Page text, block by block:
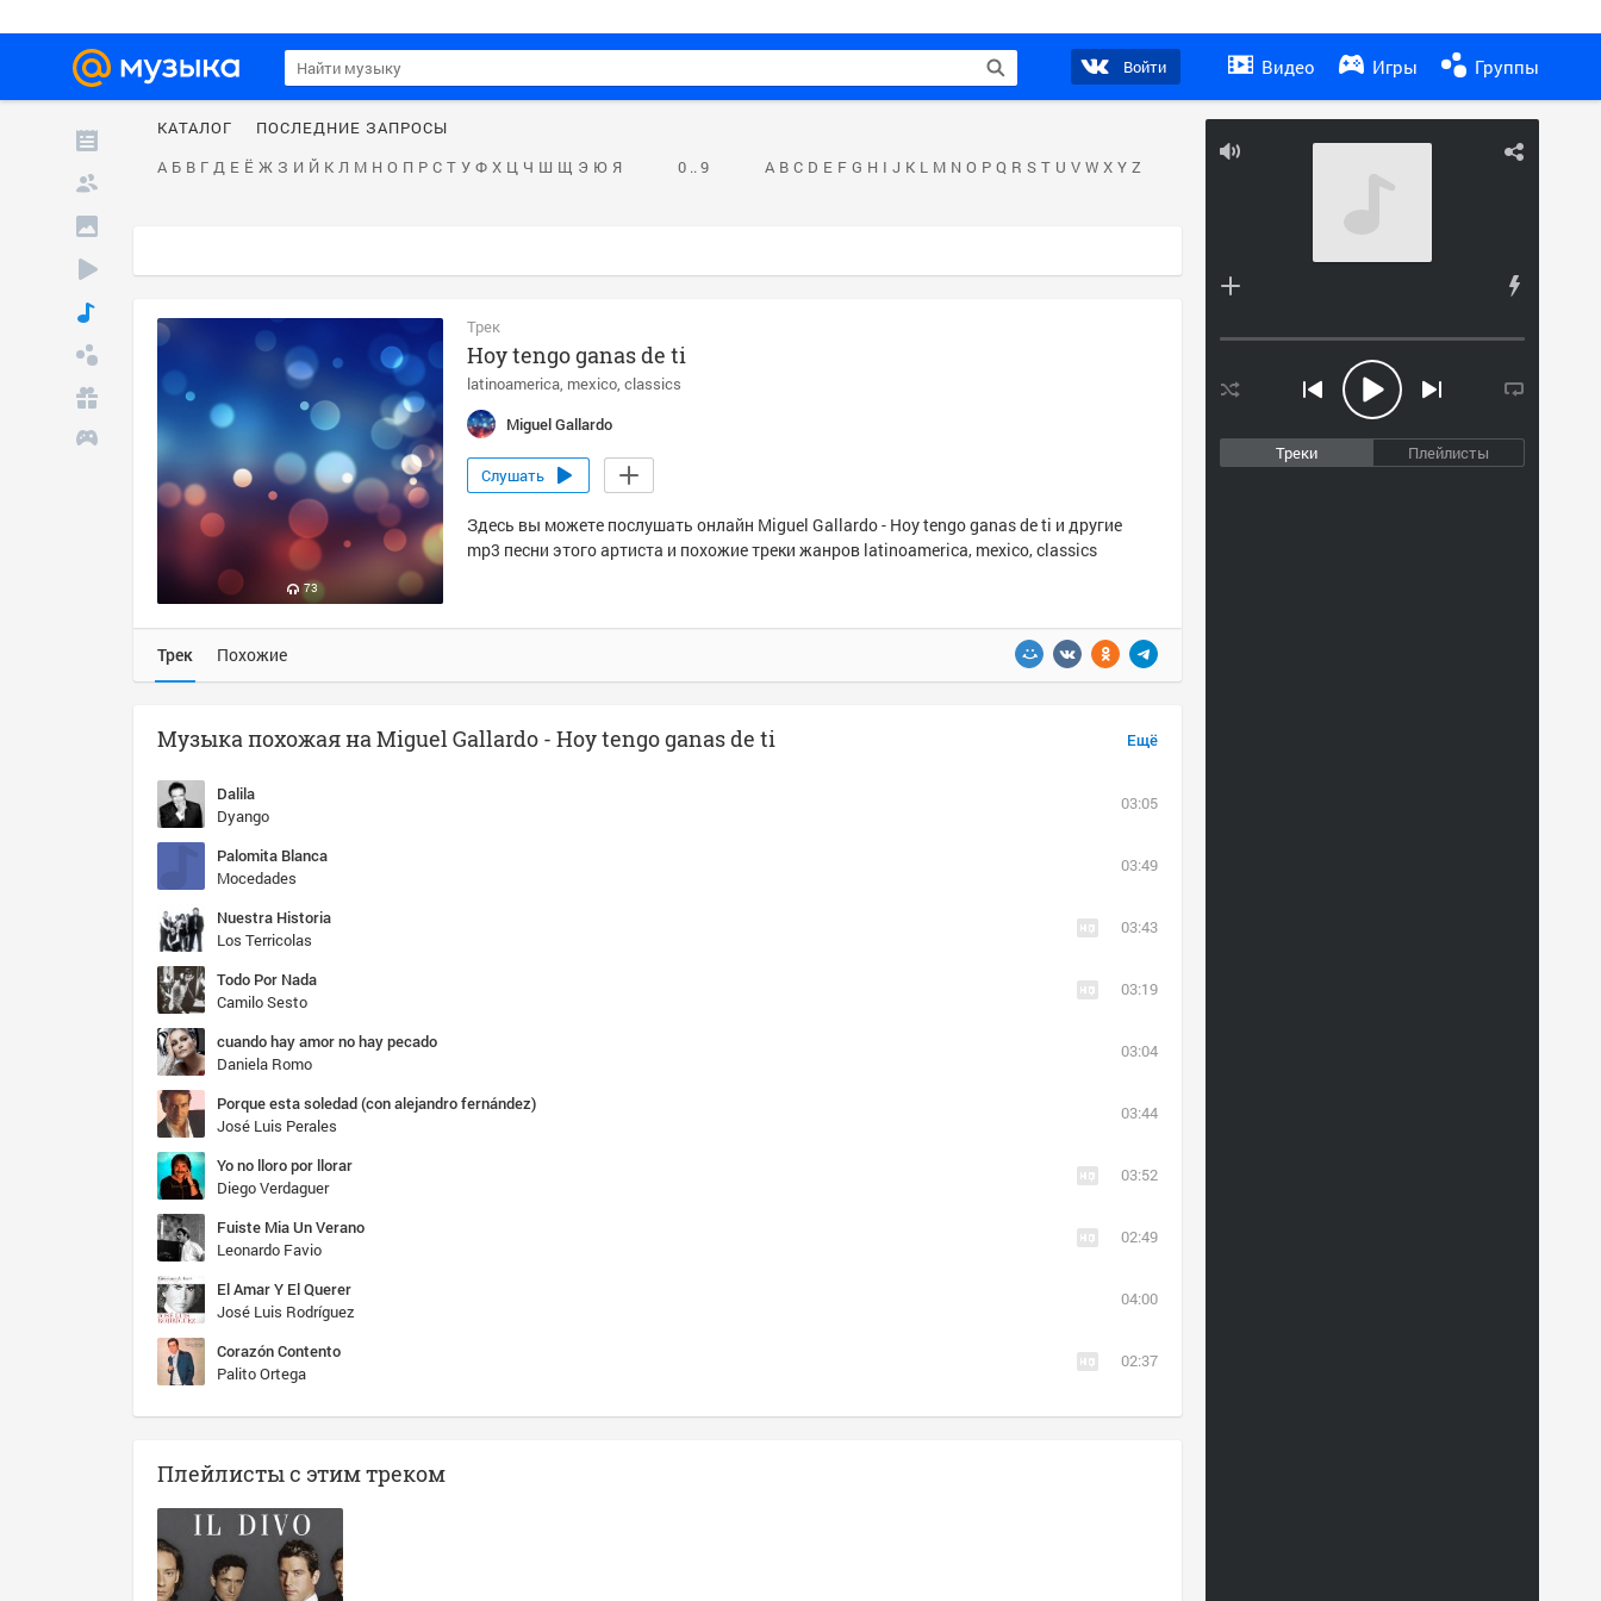
Войти Видео Игры Группы
Треки Плейлисты
КАТАЛОГ
ПОСЛЕДНИЕ ЗАПРОСЫ
А Б В Г Д Е Ё Ж З И Й К Л М Н О П Р С Т У Ф Х Ц Ч Ш Щ Э Ю Я 0 .. 9 A B C D E F G H I J K L M N O P Q R S T U V W X Y Z
73
Трек
Hoy tengo ganas de ti
latinoamerica mexico classics
Miguel Gallardo
Слушать
Здесь вы можете послушать онлайн Miguel Gallardo - Hoy tengo ganas de ti и другие
mp3 песни этого артиста и похожие треки жанров latinoamerica, mexico, classics
Трек Похожие
Ещё
Музыка похожая на Miguel Gallardo - Hoy tengo ganas de ti
Dalila
Dyango
03:05
Palomita Blanca
Mocedades
03:49
Nuestra Historia
Los Terricolas
03:43
Todo Por Nada
Camilo Sesto
03:19
cuando hay amor no hay pecado
Daniela Romo
03:04
Porque esta soledad (con alejandro fernández)
José Luis Perales
03:44
Yo no lloro por llorar
Diego Verdaguer
03:52
Fuiste Mia Un Verano
Leonardo Favio
02:49
El Amar Y El Querer
José Luis Rodríguez
04:00
Corazón Contento
Palito Ortega
02:37
Плейлисты с этим треком